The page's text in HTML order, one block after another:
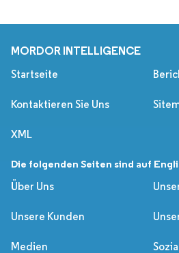
MORDOR INTELLIGENCE
Startseite
Kontaktieren Sie Uns
XML
Die folgenden Seiten sind auf
Über Uns
Unsere Kunden
Medien